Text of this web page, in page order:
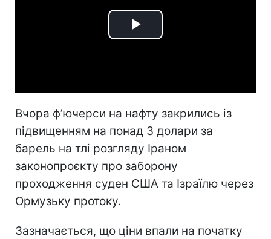
Play
Вчора ф’ючерси на нафту закрились із
підвищенням на понад 3 долари за
барель на тлі розгляду Іраном
законопроєкту про заборону
проходження суден США та Ізраїлю через
Ормузьку протоку.
Зазначається, що ціни впали на початку